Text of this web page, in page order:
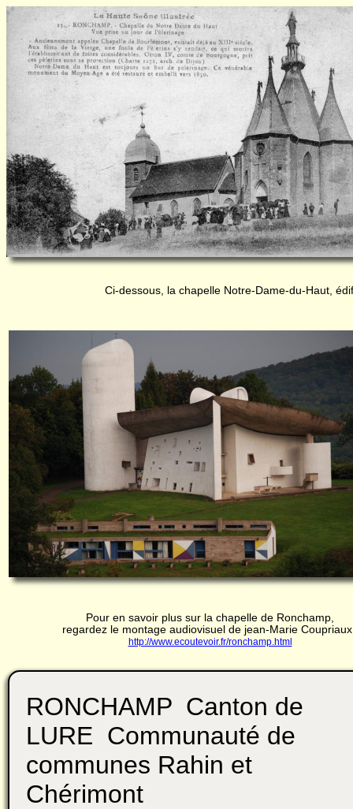
Ci-dessous, la chapelle Notre-Dame-du-Haut,
Pour en savoir plus sur la chapelle de Ronchamp,
regardez le montage audiovisuel de jean-Marie
http://www.ecoutevoir.fr/ronchamp.html
RONCHAMP Canton de
LURE Communauté de
communes Rahin et
Chérimont